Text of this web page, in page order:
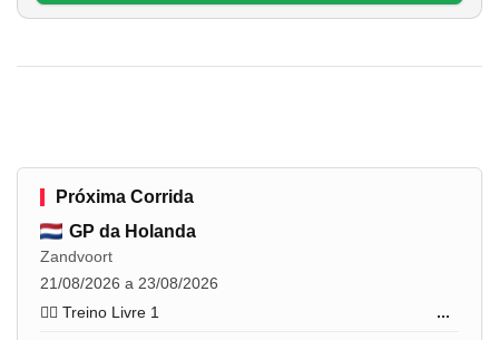
Próxima Corrida
GP da Holanda
Zandvoort
21/08/2026 a 23/08/2026
🏋️‍♂️ Treino Livre 1
...